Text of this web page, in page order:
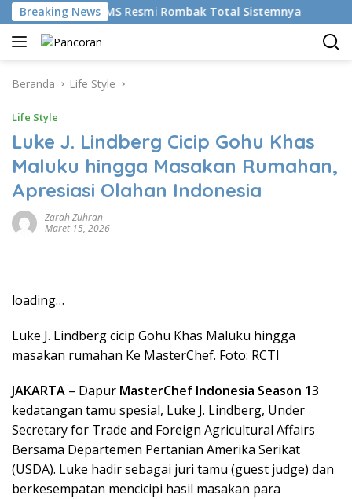
Langsung
ke
konten
Breaking News
AI, BRMS Resmi Rombak Total Sistemnya
Beranda Life Style
Life Style
Luke J. Lindberg Cicip Gohu Khas
Maluku hingga Masakan Rumahan,
Apresiasi Olahan Indonesia
Zarah Zuhran
Maret 15, 2026
loading…
Luke J. Lindberg cicip Gohu Khas Maluku hingga
masakan rumahan Ke MasterChef. Foto: RCTI
JAKARTA – Dapur MasterChef Indonesia Season 13
kedatangan tamu spesial, Luke J. Lindberg, Under
Secretary for Trade and Foreign Agricultural Affairs
Bersama Departemen Pertanian Amerika Serikat
(USDA). Luke hadir sebagai juri tamu (guest judge) dan
berkesempatan mencicipi hasil masakan para